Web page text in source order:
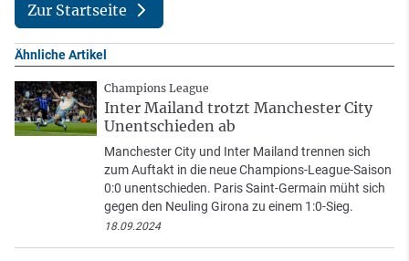
Zur Startseite
Ähnliche Artikel
Champions League
Inter Mailand trotzt Manchester City
Unentschieden ab
Manchester City und Inter Mailand trennen sich
zum Auftakt in die neue Champions-League-Saison
0:0 unentschieden. Paris Saint-Germain müht sich
gegen den Neuling Girona zu einem 1:0-Sieg.
18.09.2024